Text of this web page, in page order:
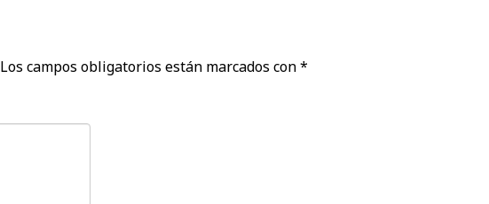
Los campos obligatorios están marcados con*